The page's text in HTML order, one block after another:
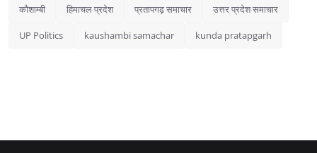
कौशाम्बी हिमाचल प्रदेश प्रतापगढ़ समाचार उत्तर प्रदेश समाचार
UP Politics kaushambi samachar kunda pratapgarh